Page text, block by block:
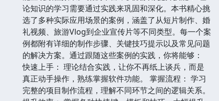
论知识的学习需要通过实践来巩固和深化。本书精心挑
选了多种实际应用场景的案例，涵盖了从短片制作、婚
礼视频、旅游Vlog到企业宣传片等不同类型。每一个案
例都附有详细的制作步骤、关键技巧提示以及常见问题
的解决方案。通过跟随这些案例的实践，你将能够：
快速上手： 理论结合实践，让你不再纸上谈兵，而是
真正动手操作，熟练掌握软件功能。 掌握流程： 学习
完整的项目制作流程，理解不同环节之间的逻辑关系。